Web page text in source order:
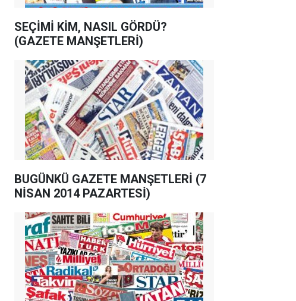
SEÇİMİ KİM, NASIL GÖRDÜ?
(GAZETE MANŞETLERİ)
BUGÜNKÜ GAZETE MANŞETLERİ (7
NİSAN 2014 PAZARTESİ)